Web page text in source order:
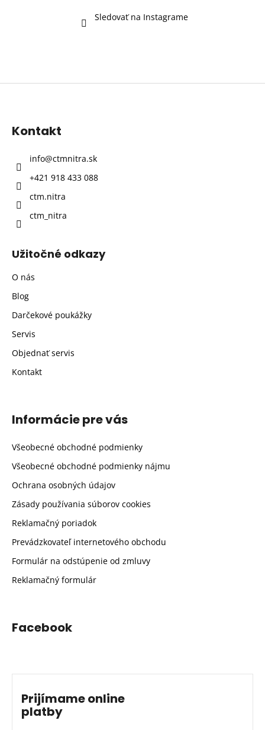
Sledovať na Instagrame
Z
Kontakt
info@ctmnitra.sk
+421 918 433 088
ctm.nitra
ctm_nitra
Užitočné odkazy
O nás
Blog
Darčekové poukážky
Servis
Objednať servis
Kontakt
Informácie pre vás
Všeobecné obchodné podmienky
Všeobecné obchodné podmienky nájmu
Ochrana osobných údajov
Zásady používania súborov cookies
Reklamačný poriadok
Prevádzkovateľ internetového obchodu
Formulár na odstúpenie od zmluvy
Reklamačný formulár
Facebook
Prijímame online
platby